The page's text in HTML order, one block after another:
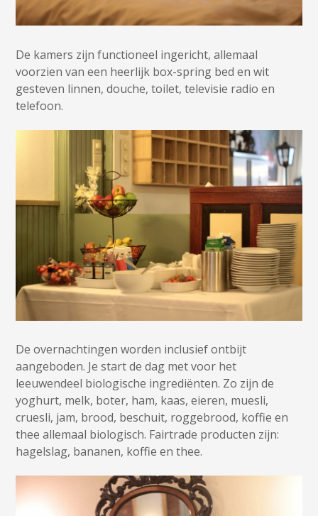
De kamers zijn functioneel ingericht, allemaal
voorzien van een heerlijk box-spring bed en wit
gesteven linnen, douche, toilet, televisie radio en
telefoon.
De overnachtingen worden inclusief ontbijt
aangeboden. Je start de dag met voor het
leeuwendeel biologische ingrediënten. Zo zijn de
yoghurt, melk, boter, ham, kaas, eieren, muesli,
cruesli, jam, brood, beschuit, roggebrood, koffie en
thee allemaal biologisch. Fairtrade producten zijn:
hagelslag, bananen, koffie en thee.